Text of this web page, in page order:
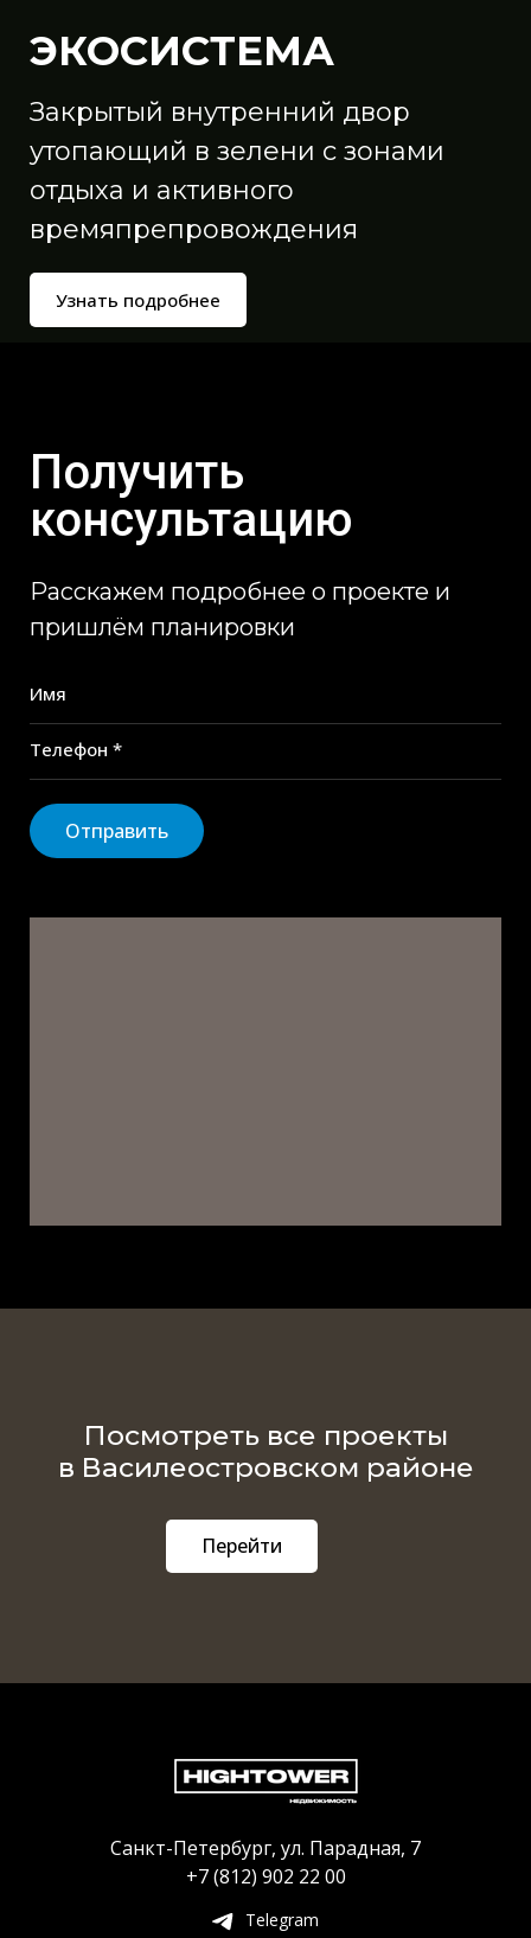
ЭКОСИСТЕМА
Закрытый внутренний двор
утопающий в зелени с зонами
отдыха и активного
времяпрепровождения
Узнать подробнее
Получить
консультацию
Расскажем подробнее о проекте и
пришлём планировки
Имя
Телефон *
Отправить
Посмотреть все проекты
в Василеостровском районе
Перейти
Санкт-Петербург, ул. Парадная, 7
+7 (812) 902 22 00
Telegram